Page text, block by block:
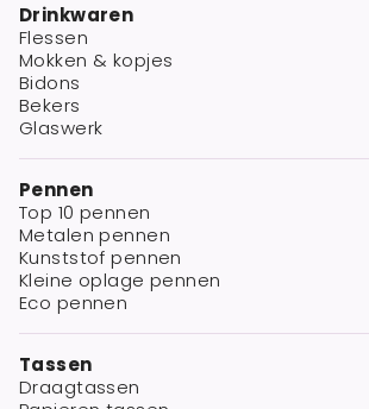
Drinkwaren
Flessen
Mokken & kopjes
Bidons
Bekers
Glaswerk
Pennen
Top 10 pennen
Metalen pennen
Kunststof pennen
Kleine oplage pennen
Eco pennen
Tassen
Draagtassen